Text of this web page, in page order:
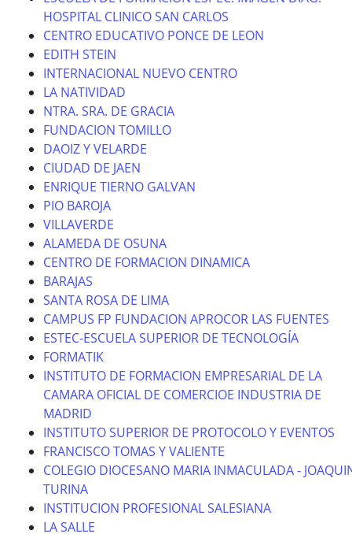
HOSPITAL CLINICO SAN CARLOS
CENTRO EDUCATIVO PONCE DE LEON
EDITH STEIN
INTERNACIONAL NUEVO CENTRO
LA NATIVIDAD
NTRA. SRA. DE GRACIA
FUNDACION TOMILLO
DAOIZ Y VELARDE
CIUDAD DE JAEN
ENRIQUE TIERNO GALVAN
PIO BAROJA
VILLAVERDE
ALAMEDA DE OSUNA
CENTRO DE FORMACION DINAMICA
BARAJAS
SANTA ROSA DE LIMA
CAMPUS FP FUNDACION APROCOR LAS FUENTES
ESTEC-ESCUELA SUPERIOR DE TECNOLOGÍA
FORMATIK
INSTITUTO DE FORMACION EMPRESARIAL DE LA
CAMARA OFICIAL DE COMERCIOE INDUSTRIA DE
MADRID
INSTITUTO SUPERIOR DE PROTOCOLO Y EVENTOS
FRANCISCO TOMAS Y VALIENTE
COLEGIO DIOCESANO MARIA INMACULADA -
TURINA
INSTITUCION PROFESIONAL SALESIANA
LA SALLE